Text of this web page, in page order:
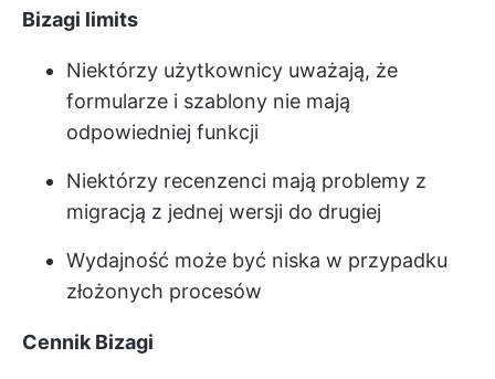
Bizagi limits
Niektórzy użytkownicy uważają, że
formularze i szablony nie mają
odpowiedniej funkcji
Niektórzy recenzenci mają problemy z
migracją z jednej wersji do drugiej
Wydajność może być niska w przypadku
złożonych procesów
Cennik Bizagi